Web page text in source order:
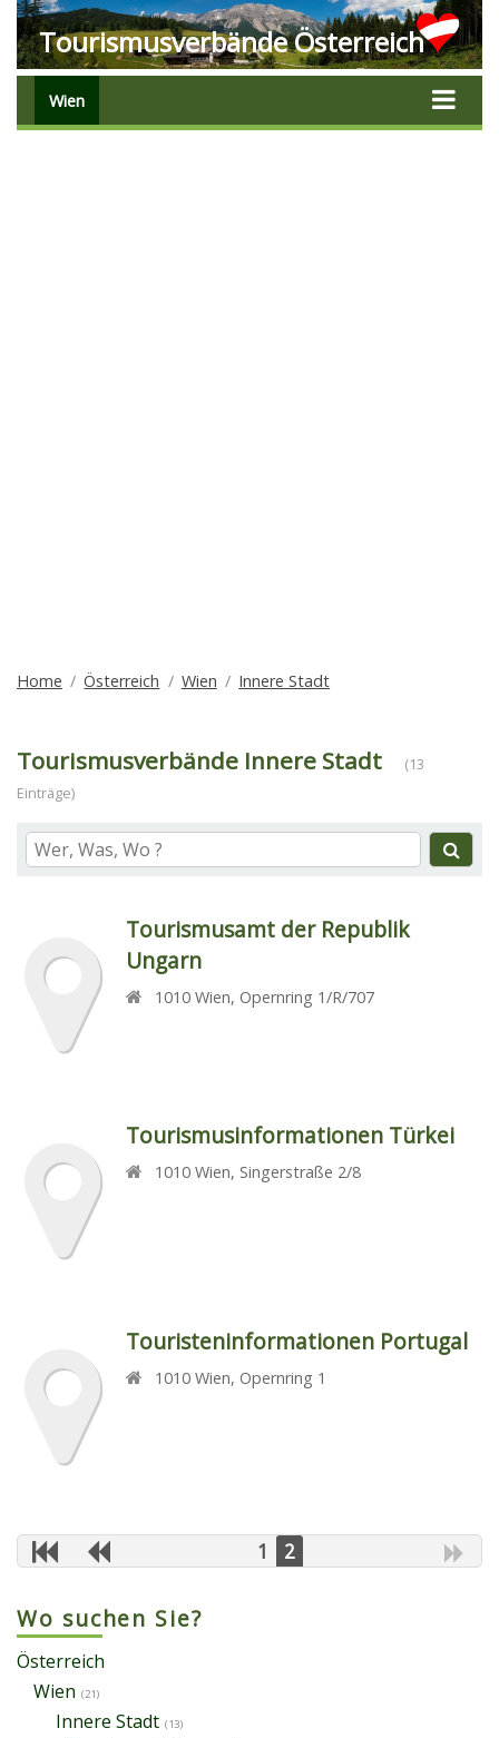
Tourismusverbände Österreich
Wien
Home Österreich Wien Innere Stadt
Tourismusverbände Innere Stadt
(13
Einträge)
Tourismusamt der Republik
Ungarn
1010 Wien,Opernring 1/R/707
Tourismusinformationen Türkei
1010 Wien, Singerstraße 2/8
Touristeninformationen Portugal
1010 Wien,Opernring 1
1 2
Wo suchen Sie?
Österreich
Wien (21)
Innere Stadt (13)